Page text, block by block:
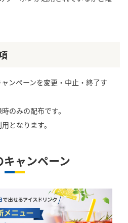
ンペーンを変更・中止・終了す
のみの配布です。
となります。
キャンペーン